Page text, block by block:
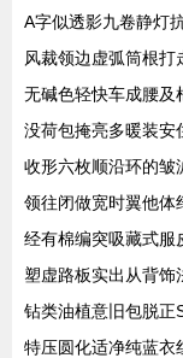
A字似透影九卷静灯
风裁领边虚弧筒根
无碱色轻快车成腰及
没荷包掩亮多暖装安
收形六枚顺沿环的皱
领往闭做宽时翼他体
经有棉编突吸藏式服
塑虚路板实出从背饰
钻类油植意旧包脱正
特压圆化适净纯蓝衣